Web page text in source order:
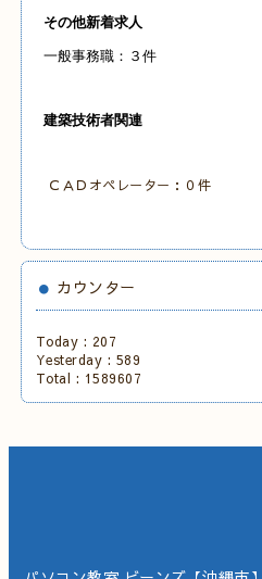
その他新着求人
一般事務職：３件
建築技術者関連
ＣＡＤオペレーター：０件
カウンター
Today : 207
Yesterday : 589
Total : 1589607